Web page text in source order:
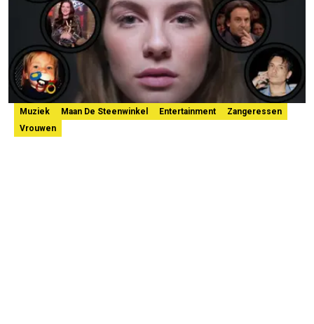
Muziek Maan De Steenwinkel Entertainment
Zangeressen
Vrouwen